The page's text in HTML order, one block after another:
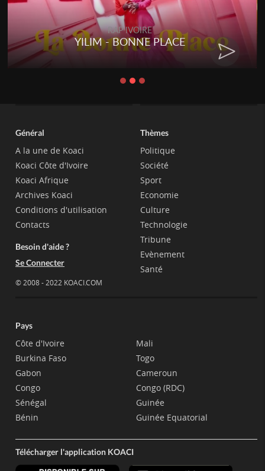
RAP IVOIRE
YILIM - BONNE PLACE
Général
A la une de Koaci
Koaci Côte d'Ivoire
Koaci Afrique
Archives Koaci
Conditions d'utilisation
Contacts
Besoin d'aide ?
Se Connecter
© 2008 - 2022 KOACI.COM
Thèmes
Politique
Société
Sport
Economie
Culture
Technologie
Tribune
Evènement
Santé
Pays
Côte d'Ivoire
Burkina Faso
Gabon
Congo
Sénégal
Bénin
Mali
Togo
Cameroun
Congo (RDC)
Guinée
Guinée Equatorial
Télécharger l'application KOACI